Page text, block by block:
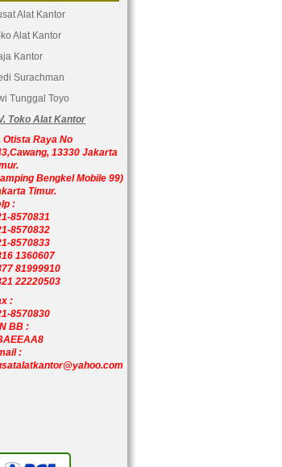
Alat Kantor
Alat Kantor
Kantor
Surachman
Tunggal Toyo
Toko Alat Kantor
Otista Raya No
13330 Jakarta
Bengkel Mobile 99)
Timur.
:
8570831
8570832
8570833
1360607
81999910
22220503
:
8570830
BB :
: